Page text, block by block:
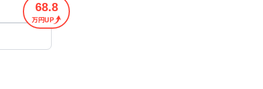
68.8
万円